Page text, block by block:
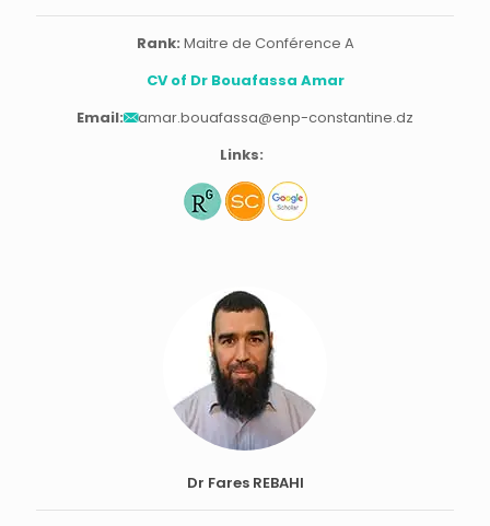
Rank: Maitre de Conférence A
CV of Dr Bouafassa Amar
Email:
amar.bouafassa@enp-constantine.dz
Links:
Dr Fares REBAHI